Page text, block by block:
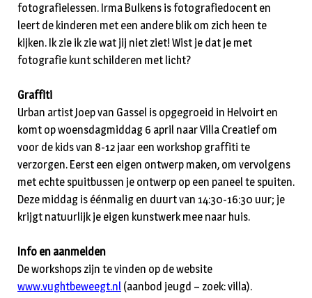
fotografielessen. Irma Bulkens is fotografiedocent en
leert de kinderen met een andere blik om zich heen te
kijken. Ik zie ik zie wat jij niet ziet! Wist je dat je met
fotografie kunt schilderen met licht?
Graffiti
Urban artist Joep van Gassel is opgegroeid in Helvoirt en
komt op woensdagmiddag 6 april naar Villa Creatief om
voor de kids van 8-12 jaar een workshop graffiti te
verzorgen. Eerst een eigen ontwerp maken, om vervolgens
met echte spuitbussen je ontwerp op een paneel te spuiten.
Deze middag is éénmalig en duurt van 14:30-16:30 uur; je
krijgt natuurlijk je eigen kunstwerk mee naar huis.
Info en aanmelden
De workshops zijn te vinden op de website
www.vughtbeweegt.nl (aanbod jeugd – zoek: villa).